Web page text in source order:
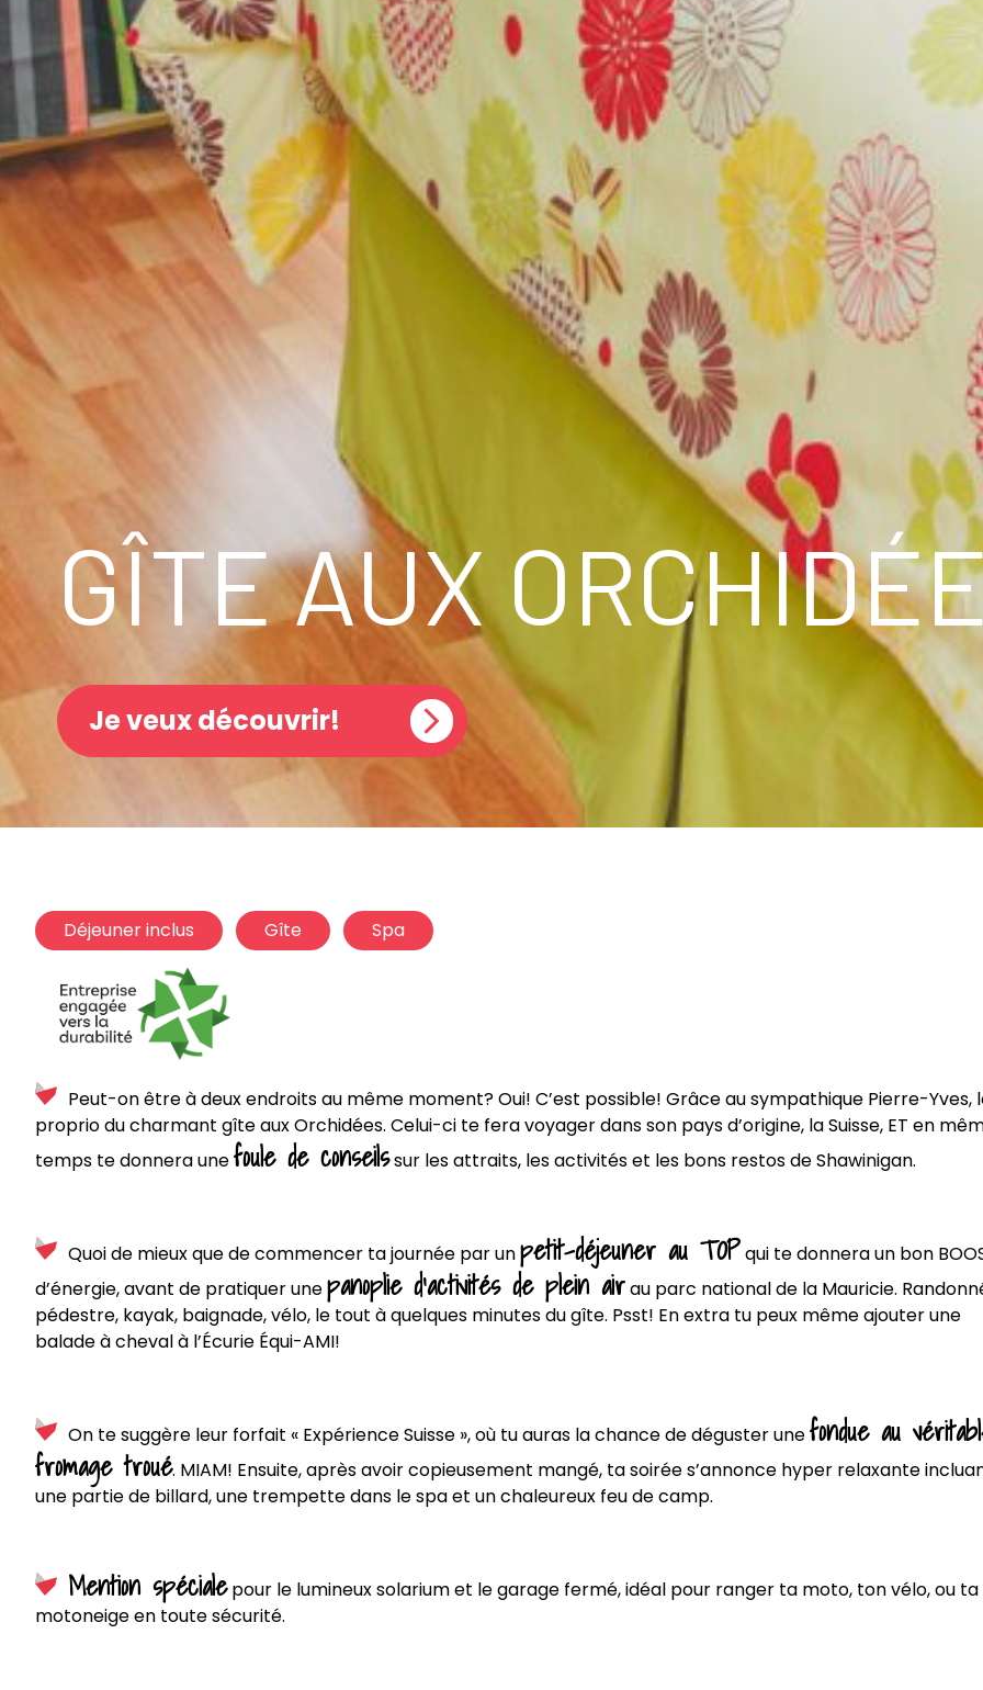
GÎTE AUX
Je veux découvrir!
Déjeuner inclus Gîte Spa
Peut-on être à deux endroits au même moment? Oui! C’est possible! Grâce au sympathique Pierre-Yves,
proprio du charmant gîte aux Orchidées. Celui-ci te fera voyager dans son pays d’origine, la Suisse, ET en
temps te donnera unefoule de conseilssur les attraits, les activités et les bons restos de Shawinigan.
Quoi de mieux que de commencer ta journée par unpetit-déjeuner au TOPqui te donnera un bon
d’énergie, avant de pratiquer unepanoplie d’activités de plein airau parc national de la Mauricie.
pédestre, kayak, baignade, vélo, le tout à quelques minutes du gîte. Psst! En extra tu peux même ajouter une
balade à cheval à l’Écurie Équi-AMI!
On te suggère leur forfait « Expérience Suisse », où tu auras la chance de déguster unefondue au
fromage troué. MIAM! Ensuite, après avoir copieusement mangé, ta soirée s’annonce hyper relaxante
une partie de billard, une trempette dans le spa et un chaleureux feu de camp.
Mention spécialepour le lumineux solarium et le garage fermé, idéal pour ranger ta moto, ton vélo, ou ta
motoneige en toute sécurité.